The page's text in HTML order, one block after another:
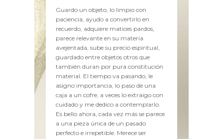
Guardo un objeto, lo limpio con
paciencia, ayudo a convertirlo en
recuerdo, adquiere matices pardos,
parece relevante en su materia
avejentada, sube su precio espiritual,
guardado entre objetos otros que
también duran por pura constitución
material. El tiempo va pasando, le
asigno importancia, lo paso de una
caja a un cofre, a veces lo extraigo con
cuidado y me dedico a contemplarlo.
Es bello ahora, cada vez más se parece
a una pieza única de un pasado
perfecto e irrepetible. Merece ser